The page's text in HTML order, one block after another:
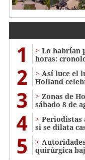
1
Lo habrían
horas:
2
Así luce el
Holland
3
Zonas de
sábado 8 de
4
Periodistas
si se dilata
5
quirúrgica